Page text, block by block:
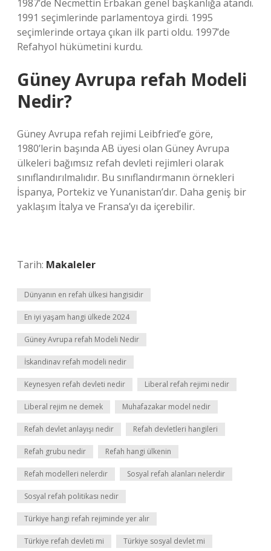
1987’de Necmettin Erbakan genel başkanlığa atandı.
1991 seçimlerinde parlamentoya girdi. 1995
seçimlerinde ortaya çıkan ilk parti oldu. 1997’de
Refahyol hükümetini kurdu.
Güney Avrupa refah Modeli
Nedir?
Güney Avrupa refah rejimi Leibfried’e göre,
1980’lerin başında AB üyesi olan Güney Avrupa
ülkeleri bağımsız refah devleti rejimleri olarak
sınıflandırılmalıdır. Bu sınıflandırmanın örnekleri
İspanya, Portekiz ve Yunanistan’dır. Daha geniş bir
yaklaşım İtalya ve Fransa’yı da içerebilir.
Tarih: Makaleler
Dünyanın en refah ülkesi hangisidir
En iyi yaşam hangi ülkede 2024
Güney Avrupa refah Modeli Nedir
İskandinav refah modeli nedir
Keynesyen refah devleti nedir Liberal refah rejimi nedir
Liberal rejim ne demek Muhafazakar model nedir
Refah devlet anlayışı nedir Refah devletleri hangileri
Refah grubu nedir Refah hangi ülkenin
Refah modelleri nelerdir Sosyal refah alanları nelerdir
Sosyal refah politikası nedir
Türkiye hangi refah rejiminde yer alır
Türkiye refah devleti mi Türkiye sosyal devlet mi